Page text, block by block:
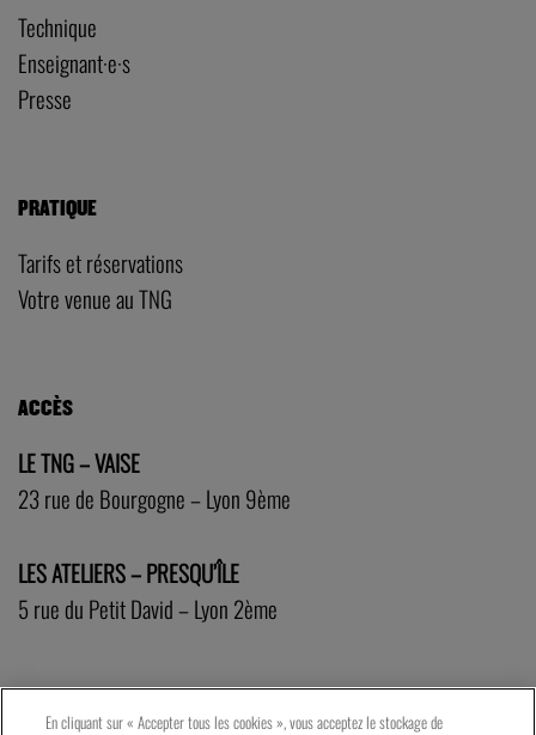
Technique
Enseignant·e·s
Presse
PRATIQUE
Tarifs et réservations
Votre venue au TNG
ACCÈS
LE TNG – VAISE
23 rue de Bourgogne – Lyon 9ème
LES ATELIERS – PRESQU’ÎLE
5 rue du Petit David – Lyon 2ème
En cliquant sur « Accepter tous les cookies », vous acceptez le stockage de